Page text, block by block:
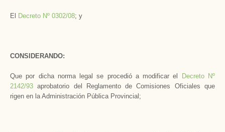
El Decreto Nº 0302/08; y
CONSIDERANDO:
Que por dicha norma legal se procedió a modificar el
Decreto Nº
2142/93aprobatorio del Reglamento de Comisiones Oficiales que
rigen en la Administración Pública Provincial;